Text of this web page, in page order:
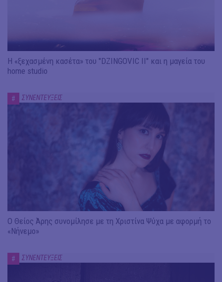
Η «ξεχασμένη κασέτα» του "DZINGOVIC II" και η μαγεία του
home studio
# ΣΥΝΕΝΤΕΥΞΕΙΣ
Ο Θείος Άρης συνομίλησε με τη Χριστίνα Ψύχα με αφορμή το
«Νήνεμο»
# ΣΥΝΕΝΤΕΥΞΕΙΣ